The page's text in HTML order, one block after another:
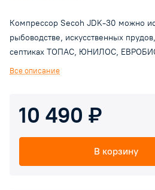
Компрессор Secoh JDK-30 можно
рыбоводстве, искусственных
септиках ТОПАС, ЮНИЛОС,
использующих пневматическую
техническое обслуживание. Работа
на принципе электромагнитных
минимизирует потребление
уровень эффективности. Простота
длительный и надежный срок
Все описание
10 490 ₽
В корзину